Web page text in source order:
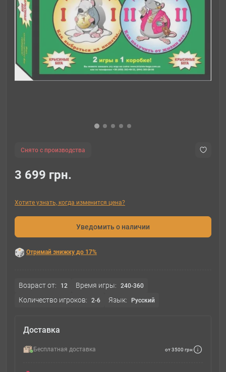
Снято с производства
3 699 грн.
Хотите узнать, когда изменится цена?
Уведомить о наличии
Отримай знижку до 17%
Возраст от: 12 Время игры: 240-360
Количество игроков: 2-6 Язык: Русский
Доставка
Бесплатная доставка от 3500 грн